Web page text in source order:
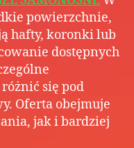
powierzchnie,
hafty, koronki lub
dostępnych
się pod
Oferta obejmuje
jak i bardziej